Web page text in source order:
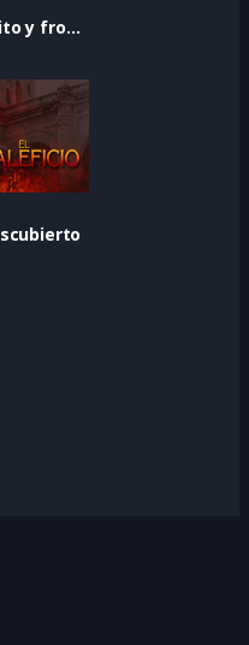
Chantaje tácito y frontal